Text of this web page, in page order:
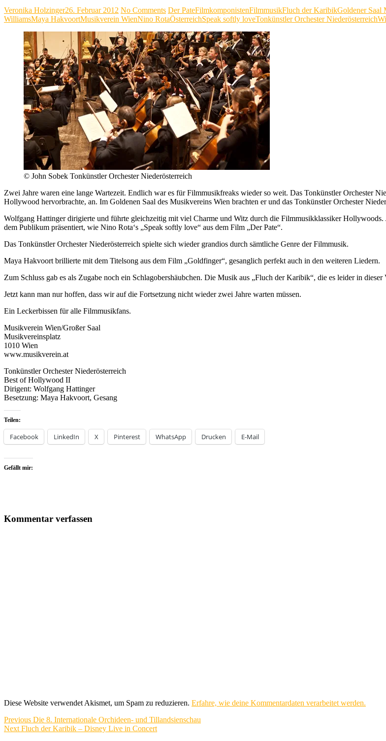
Veronika Holzinger26. Februar 2012 No Comments Der PateFilmkomponistenFilmmusikFluch der KaribikGoldener Saal
WilliamsMaya HakvoortMusikverein WienNino RotaÖsterreichSpeak softly loveTonkünstler Orchester Niederösterreich
© John Sobek Tonkünstler Orchester Niederösterreich
Zwei Jahre waren eine lange Wartezeit. Endlich war es für Filmmusikfreaks wieder so weit. Das Tonkünstler Orchester
Hollywood hervorbrachte, an. Im Goldenen Saal des Musikvereins Wien brachten er und das Tonkünstler Orchester
Wolfgang Hattinger dirigierte und führte gleichzeitig mit viel Charme und Witz durch die Filmmusikklassiker
dem Publikum präsentiert, wie Nino Rota‘s „Speak softly love“ aus dem Film „Der Pate“.
Das Tonkünstler Orchester Niederösterreich spielte sich wieder grandios durch sämtliche Genre der Filmmusik.
Maya Hakvoort brillierte mit dem Titelsong aus dem Film „Goldfinger“, gesanglich perfekt auch in den weiteren Liedern.
Zum Schluss gab es als Zugabe noch ein Schlagobershäubchen. Die Musik aus „Fluch der Karibik“, die es leider in
Jetzt kann man nur hoffen, dass wir auf die Fortsetzung nicht wieder zwei Jahre warten müssen.
Ein Leckerbissen für alle Filmmusikfans.
Musikverein Wien/Großer Saal
Musikvereinsplatz
1010 Wien
www.musikverein.at
Tonkünstler Orchester Niederösterreich
Best of Hollywood II
Dirigent: Wolfgang Hattinger
Besetzung: Maya Hakvoort, Gesang
Teilen:
Facebook LinkedIn X Pinterest WhatsApp Drucken E-Mail
Gefällt mir:
Kommentar verfassen
Diese Website verwendet Akismet, um Spam zu reduzieren. Erfahre, wie deine Kommentardaten verarbeitet werden.
Beitragsnavigation
Previous Previous
post:
Die 8. Internationale Orchideen- und Tillandsienschau
Next Next
Fluch der Karibik – Disney Live in Concert